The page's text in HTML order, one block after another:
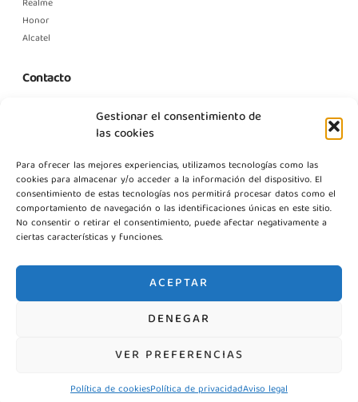
Gestionar el consentimiento de
las cookies
Para ofrecer las mejores experiencias, utilizamos tecnologías como las
cookies para almacenar y/o acceder a la información del dispositivo. El
consentimiento de estas tecnologías nos permitirá procesar datos como el
comportamiento de navegación o las identificaciones únicas en este sitio.
No consentir o retirar el consentimiento, puede afectar negativamente a
ciertas características y funciones.
ACEPTAR
DENEGAR
VER PREFERENCIAS
Política de cookiesPolítica de privacidadAviso legal
Realme
Honor
Alcatel
Contacto
C. Margarita Nelken, 12, Nave 2, Modulo 1, Pol Prologics, 28830
+34 915 916 113
+34 744 667 846
Contáctanos